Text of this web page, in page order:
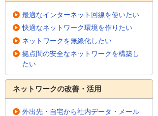
最適なインターネット回線を使いたい
快適なネットワーク環境を作りたい
ネットワークを無線化したい
拠点間の安全なネットワークを構築し
たい
ネットワークの改善・活用
外出先・自宅から社内データ・メール